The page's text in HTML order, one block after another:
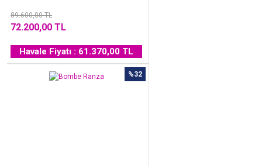
89.600,00 TL
72.200,00 TL
Havale Fiyatı : 61.370,00 TL
%32